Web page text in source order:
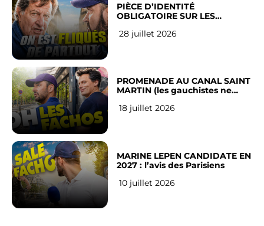
PIÈCE D’IDENTITÉ
OBLIGATOIRE SUR LES
Français
28 juillet 2026
PROMENADE AU CANAL SAINT
MARTIN (les gauchistes ne
18 juillet 2026
MARINE LEPEN CANDIDATE EN
2027 : l’avis des Parisiens
10 juillet 2026